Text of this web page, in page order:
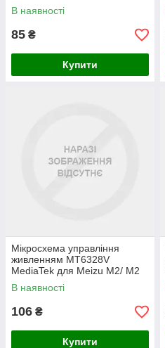
В наявності
85 ₴
Купити
Мікросхема управління
живленням MT6328V
MediaTek для Meizu M2/ M2
Note/ Fly
В наявності
106 ₴
Купити